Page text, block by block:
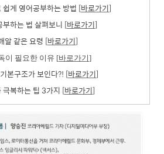
게 영어공부하는 방법 [바로가기]
하는 법 살펴보니 [바로가기]
알 같은 요령 [바로가기]
이 필요한 이유 [바로가기]
본구조가 보인다?! [바로가기]
극복하는 팁 3가지 [바로가기]